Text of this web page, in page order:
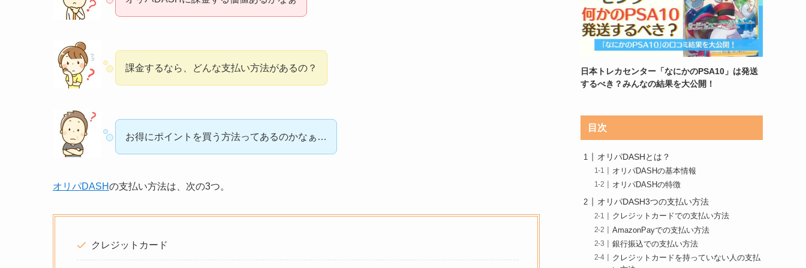
課金するなら、どんな支払い方法があるの？
お得にポイントを買う方法ってあるのかなぁ…
オリパDASHの支払い方法は、次の3つ。
クレジットカード
日本トレカセンター「なにかのPSA10」は発送
するべき？みんなの結果を大公開！
目次
オリパDASHとは？
オリパDASHの基本情報
オリパDASHの特徴
オリパDASH3つの支払い方法
クレジットカードでの支払い方法
AmazonPayでの支払い方法
銀行振込での支払い方法
クレジットカードを持っていない人の支払